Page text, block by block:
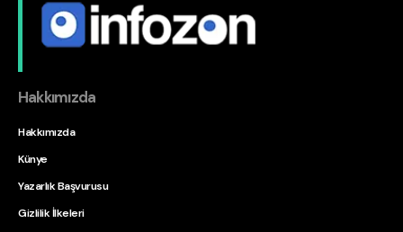
Hakkımızda
Hakkımızda
Künye
Yazarlık Başvurusu
Gizlilik İlkeleri